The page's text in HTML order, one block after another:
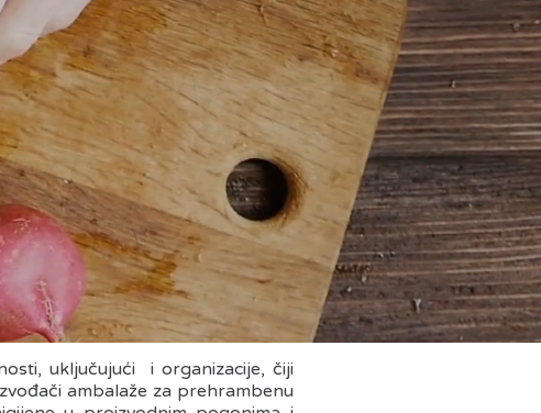
uključujući i organizacije, čiji
ambalaže za prehrambenu